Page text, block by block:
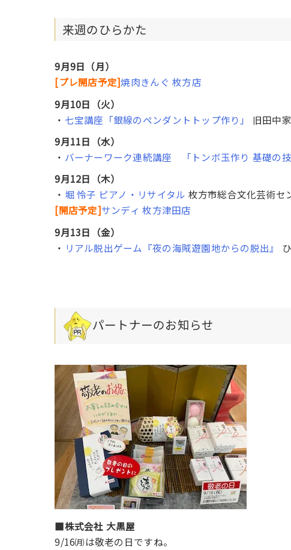
詐欺・偽装情報（枚方市田口山1丁目）
子ども被害情報など（枚方市南船橋2丁目）
声かけ情報など（枚方市長尾元町5丁目）
来週のひらかた
9月9日（月）
[プレ開店予定]焼肉きんぐ 枚方店
9月10日（火）
・ 七宝講座「銀線のペンダントトップ作り」
旧田中
9月11日（水）
・ バーナーワーク連続講座 「トンボ玉作り 基礎の技
9月12日（木）
・ 堀 怜子 ピアノ・リサイタル 枚方市総合文化芸術セ
[開店予定]サンディ 枚方津田店
9月13日（金）
・ リアル脱出ゲーム『夜の海賊遊園地からの脱出』
パートナーのお知らせ
■株式会社 大黒屋
9/16㈪は敬老の日ですね。